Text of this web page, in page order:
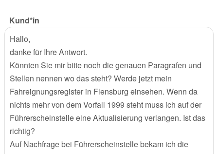
Kund*in
Hallo,
danke für Ihre Antwort.
Könnten Sie mir bitte noch die genauen Paragrafen und
Stellen nennen wo das steht? Werde jetzt mein
Fahreignungsregister in Flensburg einsehen. Wenn da
nichts mehr von dem Vorfall 1999 steht muss ich auf der
Führerscheinstelle eine Aktualisierung verlangen. Ist das
richtig?
Auf Nachfrage bei Führerscheinstelle bekam ich die